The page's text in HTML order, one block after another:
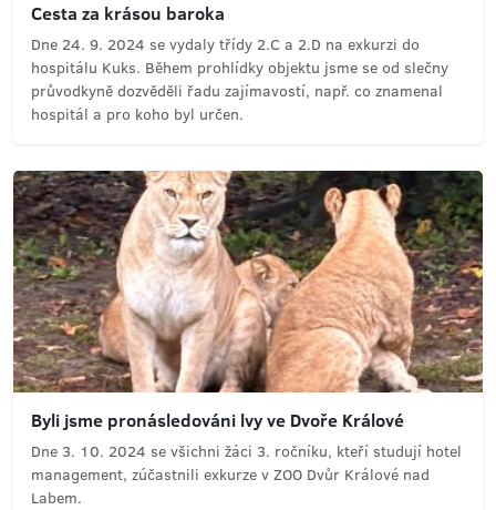
Cesta za krásou baroka
Dne 24. 9. 2024 se vydaly třídy 2.C a 2.D na exkurzi do
hospitálu Kuks. Během prohlídky objektu jsme se od slečny
průvodkyně dozvěděli řadu zajímavostí, např. co znamenal
hospitál a pro koho byl určen.
Byli jsme pronásledováni lvy ve Dvoře Králové
Dne 3. 10. 2024 se všichni žáci 3. ročníku, kteří studují hotel
management, zúčastnili exkurze v ZOO Dvůr Králové nad
Labem.